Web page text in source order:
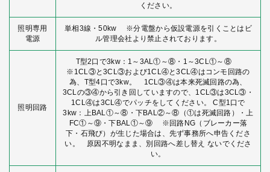
ください。
照明専用
電源
単相3線・50kw ※分電盤から仮設電源を引くことはビ
ル管理会社より禁止されております。
照明回路
T型2口で3kw：1～3AL①～⑧・1～3CL①～⑧
※1CL③と3CL③および1CL④と3CL④はコンモ回路の
為、T型4口で3kw。 1CL③④は本来死滅回路の為、
3CLの③④から引き回していますので、1CL③は3CL③・
1CL④は3CL④でパッチをしてください。 C型1口で
3kw：上BAL①～⑧・下BAL②～⑧（①は死滅回路）・上
FC①～⑨・下BAL①～⑨ ※回路NG（ブレーカー落
下・石飛び）が生じた場合は、先ず事務所へ申告くださ
い。 原因不明なまま、別回路へ差し替え ないでくださ
い。